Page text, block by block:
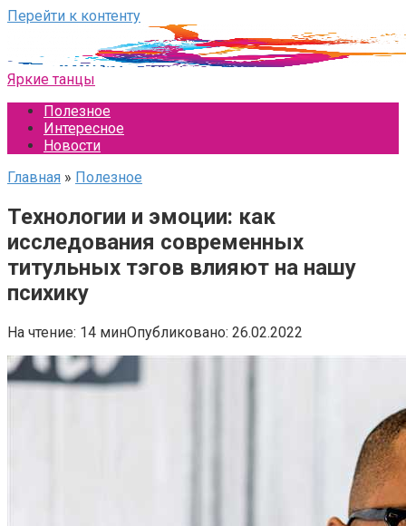
Перейти к контенту
Яркие танцы
Полезное
Интересное
Новости
Главная » Полезное
Технологии и эмоции: как
исследования современных
титульных тэгов влияют на нашу
психику
На чтение: 14 минОпубликовано: 26.02.2022